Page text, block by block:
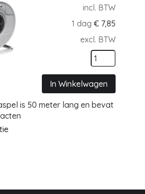
incl. BTW
1 dag € 7,85
excl. BTW
In Winkelwagen
is 50 meter lang en bevat